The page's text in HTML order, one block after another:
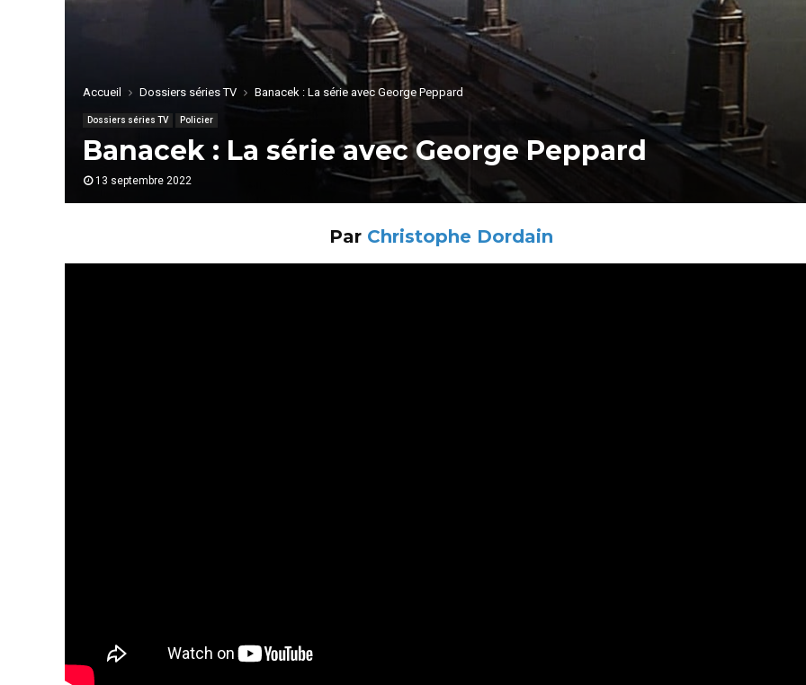
Accueil Dossiers séries TV Banacek : La série avec George Peppard
Dossiers séries TV Policier
Banacek : La série avec George Peppard
13 septembre 2022
Par Christophe Dordain